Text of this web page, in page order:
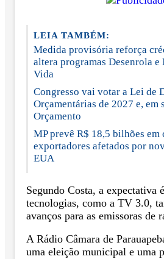
LEIA TAMBÉM:
Medida provisória reforça
altera programas Desenrola
Vida
Congresso vai votar a Lei de
Orçamentárias de 2027 e, em
Orçamento
MP prevê R$ 18,5 bilhões em
exportadores afetados por
EUA
Segundo Costa, a expectativa
tecnologias, como a TV 3.0,
avanços para as emissoras de
A Rádio Câmara de
uma eleição municipal e uma